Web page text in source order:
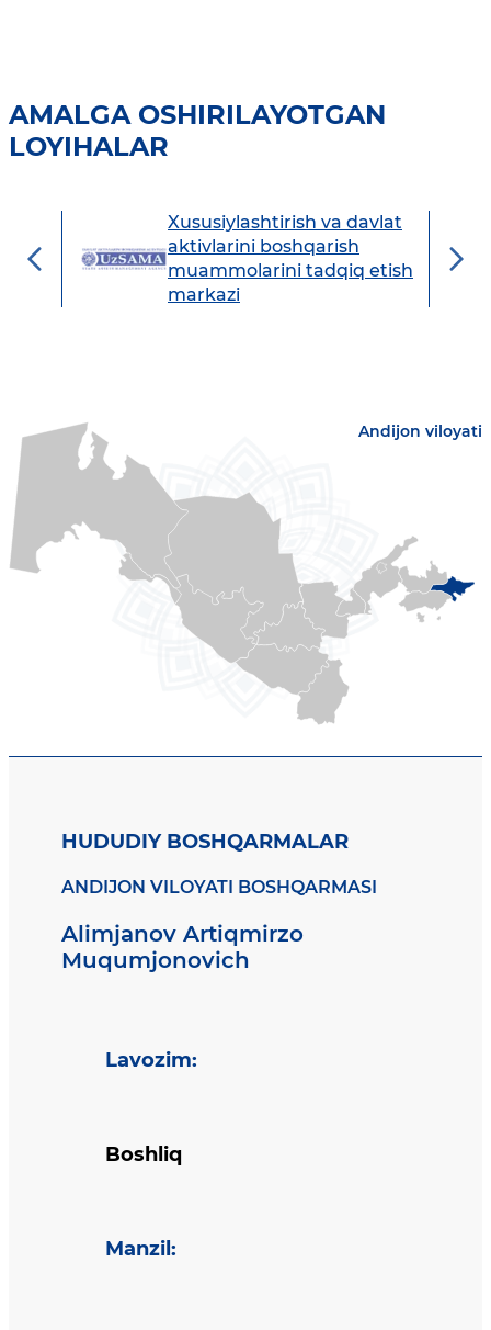
AMALGA OSHIRILAYOTGAN
LOYIHALAR
Xususiylashtirish va davlat
aktivlarini boshqarish
muammolarini tadqiq etish
markazi
Andijon viloyati
HUDUDIY BOSHQARMALAR
ANDIJON VILOYATI BOSHQARMASI
Alimjanov Artiqmirzo
Muqumjonovich
Lavozim:
Boshliq
Manzil :